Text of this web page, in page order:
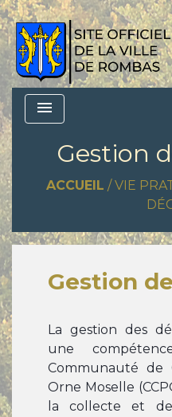
menu
Gestion
ACCUEIL /VIE
Gestion
La gestion des
une
Communauté de
Orne Moselle
la collecte et